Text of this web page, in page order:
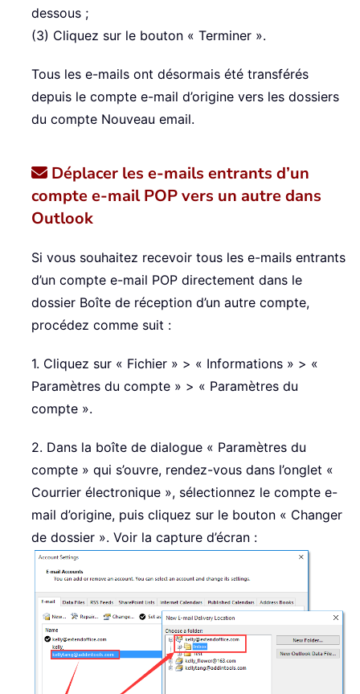
dessous ;
(3) Cliquez sur le bouton « Terminer ».
Tous les e-mails ont désormais été transférés
depuis le compte e-mail d’origine vers les dossiers
du compte Nouveau email.
Déplacer les e-mails entrants d’un
compte e-mail POP vers un autre dans
Outlook
Si vous souhaitez recevoir tous les e-mails entrants
d’un compte e-mail POP directement dans le
dossier Boîte de réception d’un autre compte,
procédez comme suit :
1. Cliquez sur « Fichier » > « Informations » > «
Paramètres du compte » > « Paramètres du
compte ».
2. Dans la boîte de dialogue « Paramètres du
compte » qui s’ouvre, rendez-vous dans l’onglet «
Courrier électronique », sélectionnez le compte e-
mail d’origine, puis cliquez sur le bouton « Changer
de dossier ». Voir la capture d’écran :